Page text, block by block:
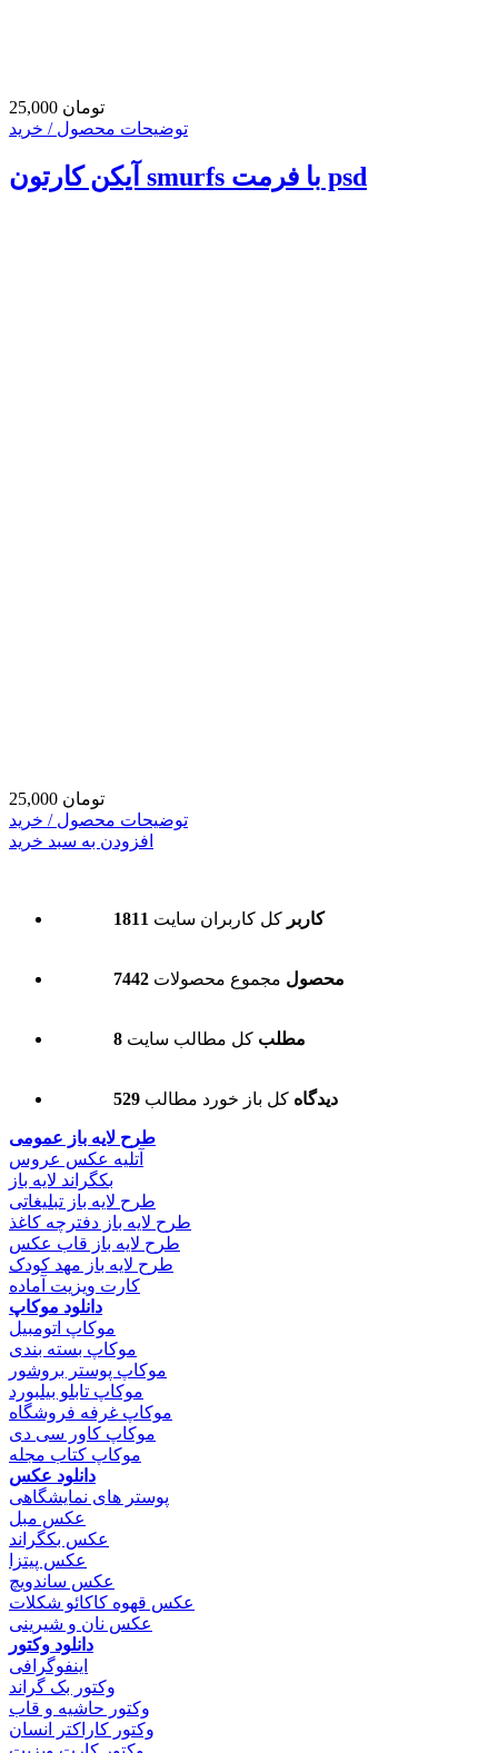
25,000 تومان
توضیحات محصول / خرید
آیکن کارتون smurfs با فرمت psd
25,000 تومان
توضیحات محصول / خرید
افزودن به سبد خرید
1811 کاربر کل کاربران سایت
7442 محصول مجموع محصولات
8 مطلب کل مطالب سایت
529 دیدگاه کل باز خورد مطالب
طرح لایه باز عمومی
آتلیه عکس عروس
بکگراند لایه باز
طرح لایه باز تبلیغاتی
طرح لایه باز دفترچه کاغذ
طرح لایه باز قاب عکس
طرح لایه باز مهد کودک
کارت ویزیت آماده
دانلود موکاپ
موکاپ اتومبیل
موکاپ بسته بندی
موکاپ پوستر بروشور
موکاپ تابلو بیلبورد
موکاپ غرفه فروشگاه
موکاپ کاور سی دی
موکاپ کتاب مجله
دانلود عکس
پوستر های نمایشگاهی
عکس مبل
عکس بکگراند
عکس پیتزا
عکس ساندویچ
عکس قهوه کاکائو شکلات
عکس نان و شیرینی
دانلود وکتور
اینفوگرافی
وکتور بک گراند
وکتور حاشیه و قاب
وکتور کاراکتر انسان